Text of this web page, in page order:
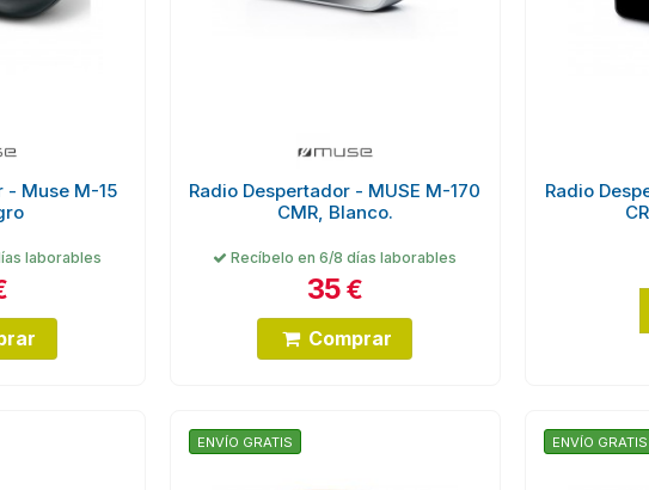
- Muse M-15
laborables
Radio Despertador - MUSE M-170
CMR, Blanco.
Recíbelo en 6/8 días laborables
35 €
Comprar
Radio
ENVÍO GRATIS ENVÍO GRATIS